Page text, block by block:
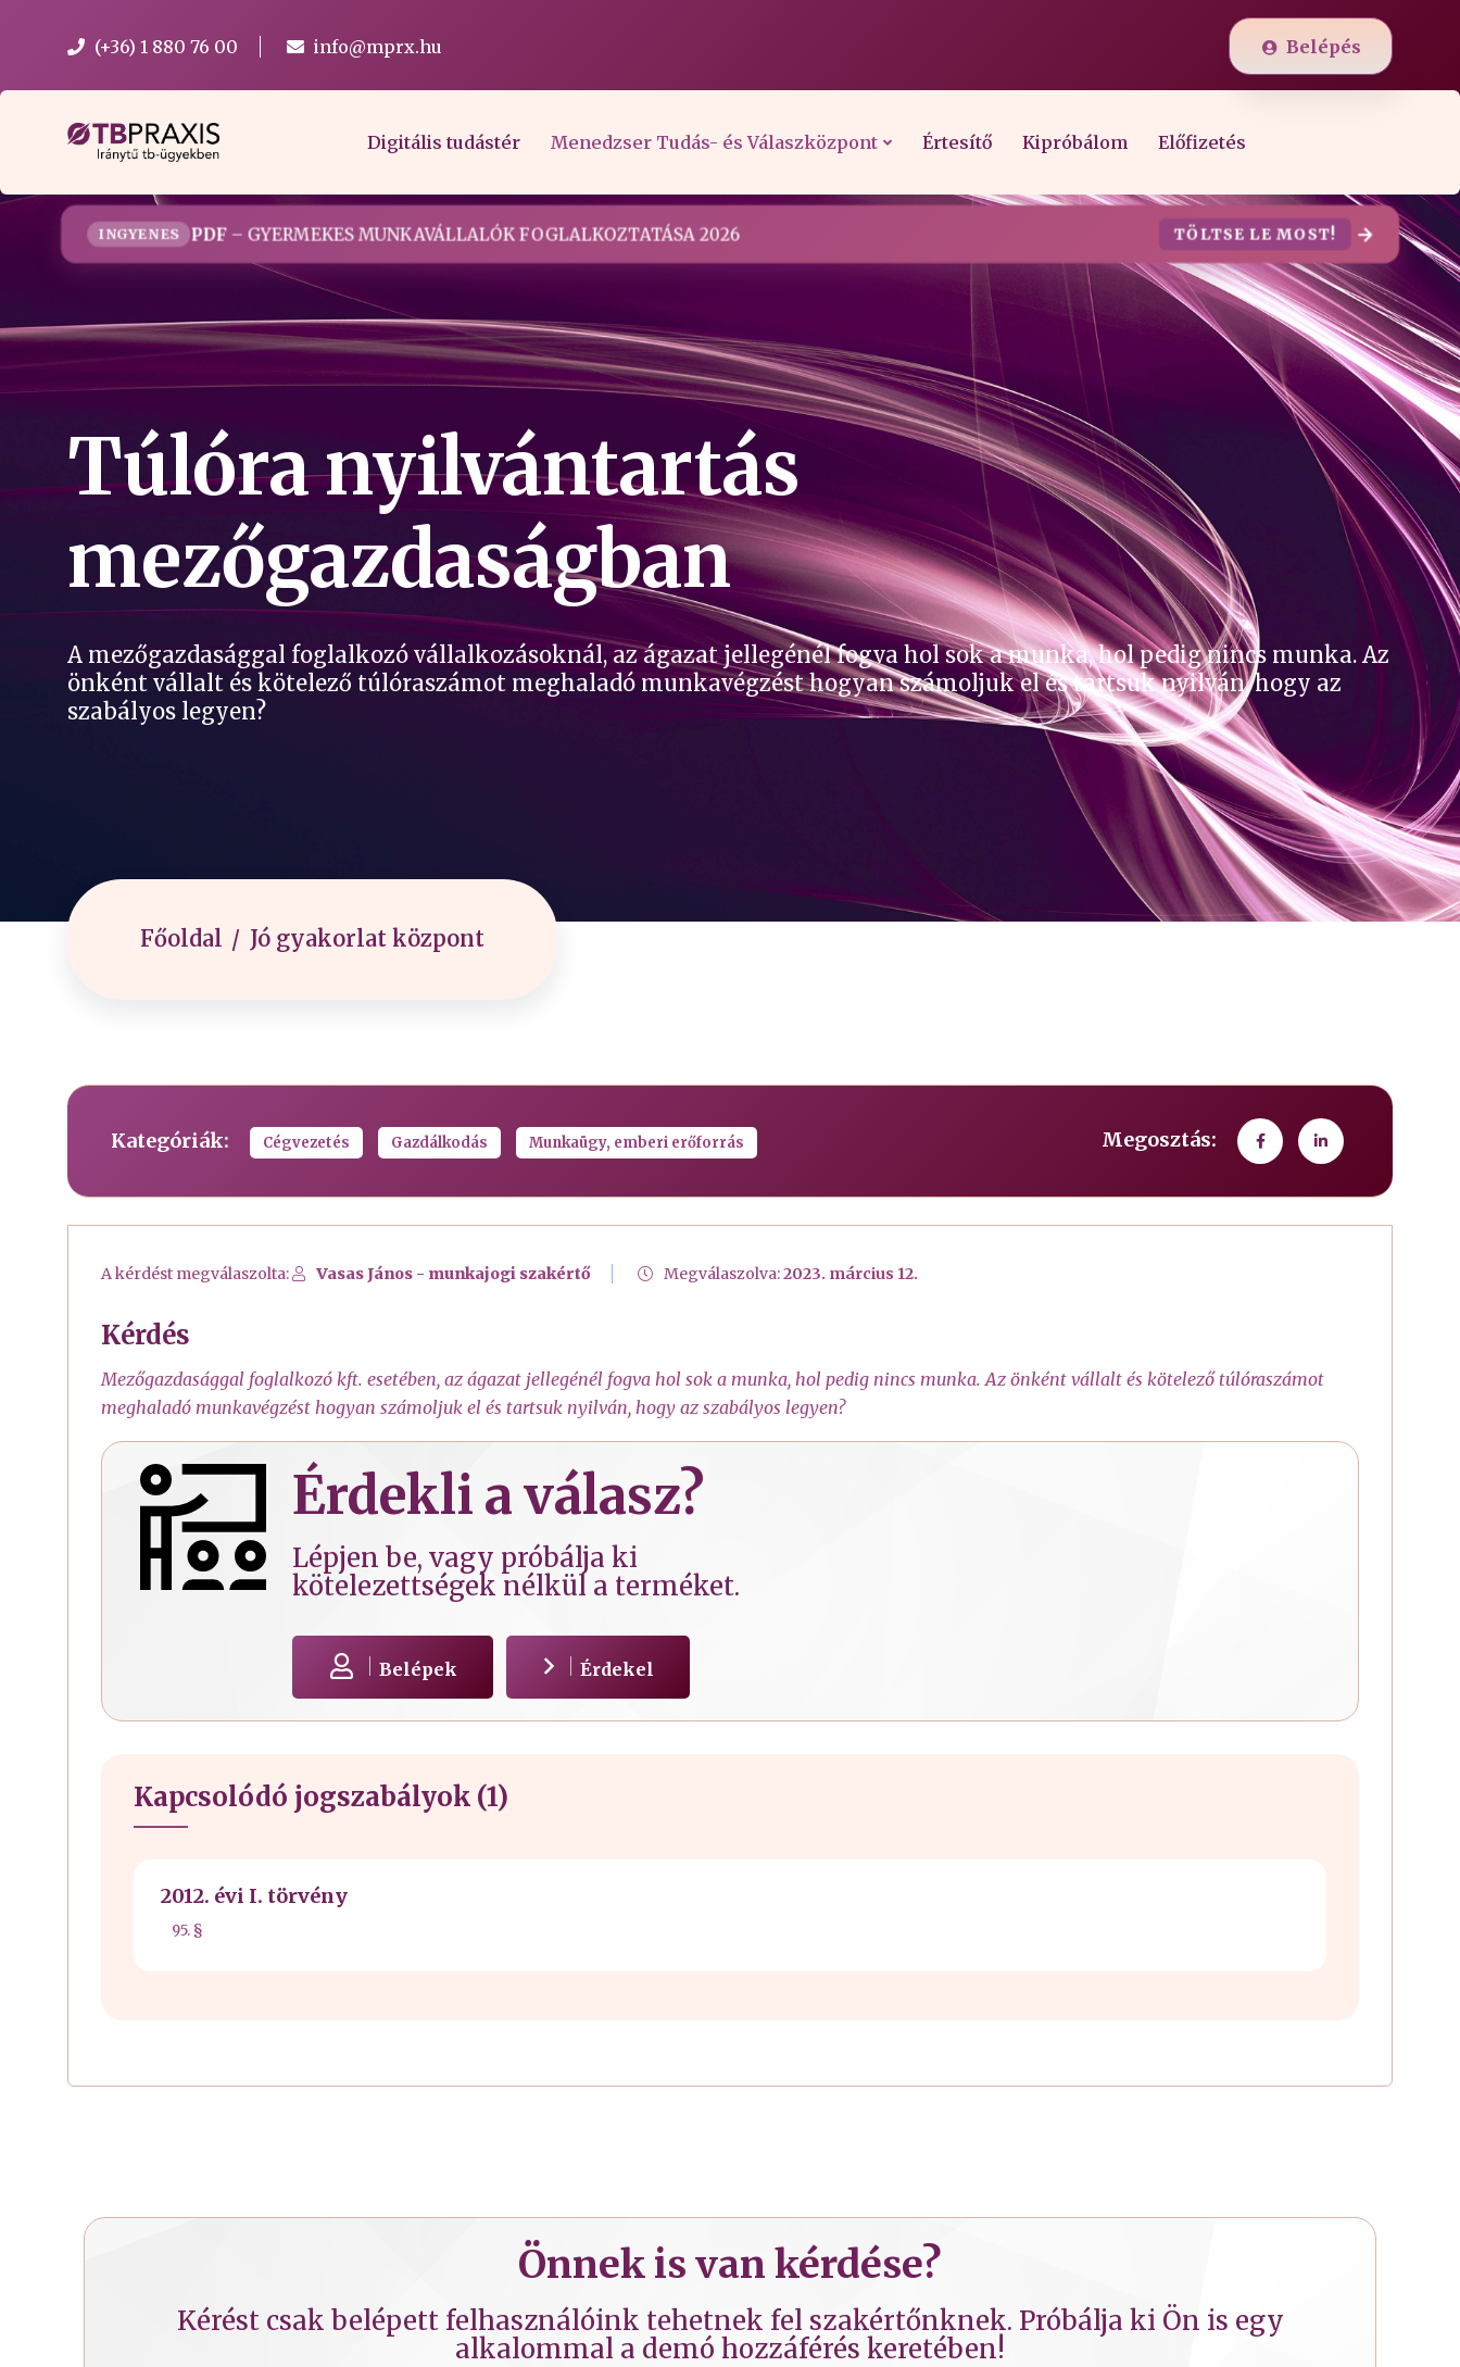
(+36) 1 880 76 00 info@mprx.hu Belépés
Digitális tudástér Menedzser Tudás- és Válaszközpont Értesítő Kipróbálom Előfizetés
INGYENES PDF– GYERMEKES MUNKAVÁLLALÓK FOGLALKOZTATÁSA 2026 TÖLTSE LE MOST!
Túlóra nyilvántartás
mezőgazdaságban
A mezőgazdasággal foglalkozó vállalkozásoknál, az ágazat jellegénél fogva hol sok a munka, hol pedig nincs munka. Az
önként vállalt és kötelező túlóraszámot meghaladó munkavégzést hogyan számoljuk el és tartsuk nyilván, hogy az
szabályos legyen?
Főoldal Jó gyakorlat központ
Kategóriák: Cégvezetés Gazdálkodás Munkaügy, emberi erőforrás Megosztás:
A kérdést megválaszolta: Vasas János - munkajogi szakértő Megválaszolva:2023. március 12.
Kérdés
Mezőgazdasággal foglalkozó kft. esetében, az ágazat jellegénél fogva hol sok a munka, hol pedig nincs munka. Az önként vállalt és kötelező túlóraszámot
meghaladó munkavégzést hogyan számoljuk el és tartsuk nyilván, hogy az szabályos legyen?
Érdekli a válasz?
Lépjen be, vagy próbálja ki
kötelezettségek nélkül a terméket.
Belépek Érdekel
Kapcsolódó jogszabályok (1)
2012. évi I. törvény
95. §
Önnek is van kérdése?
Kérést csak belépett felhasználóink tehetnek fel szakértőnknek. Próbálja ki Ön is egy
alkalommal a demó hozzáférés keretében!